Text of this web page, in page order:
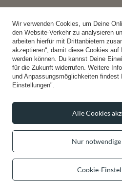
Konto
Hilfe
Info
+49 32 2210 915 31 Mon-Fri 8:00-
contact@vivisence.com
Vivisence,49 Hevea Road,DE13 0SH
Wir verwenden Cookies, um Deine
den Website-Verkehr zu analysieren
arbeiten hierfür mit Drittanbietern
akzeptieren“, damit diese Cookies
werden können. Du kannst Deine
für die Zukunft widerrufen. Weitere
und Anpassungsmöglichkeiten findest
Einstellungen".
Nur
Cookie-
Alle Cookies